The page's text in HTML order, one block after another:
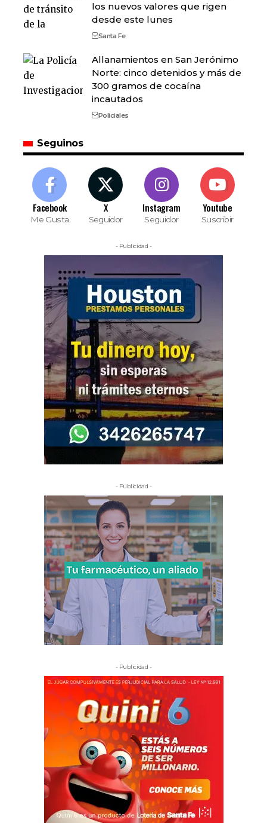
los nuevos valores que rigen
desde este lunes
Santa Fe
Allanamientos en San Jerónimo
Norte: cinco detenidos y más de
300 gramos de cocaína
incautados
Policiales
Seguinos
Facebook
Me Gusta
X
Seguidor
Instagram
Seguidor
Youtube
Suscribir
- Publicidad -
- Publicidad -
- Publicidad -